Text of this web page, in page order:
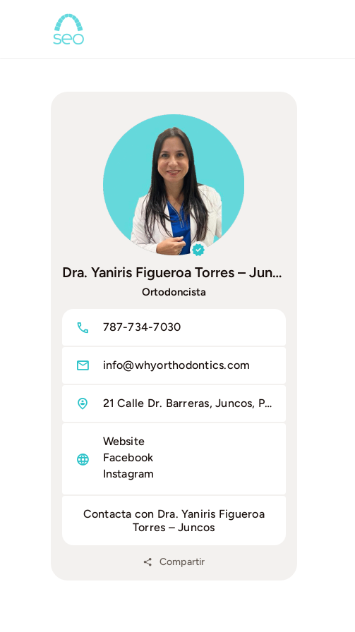
contenido
Dra. Yaniris Figueroa Torres – Juncos
Ortodoncista
787-734-7030
info@whyorthodontics.com
21 Calle Dr. Barreras, Juncos, PR 00777
Website
Facebook
Instagram
Contacta con Dra. Yaniris Figueroa
Torres – Juncos
Compartir